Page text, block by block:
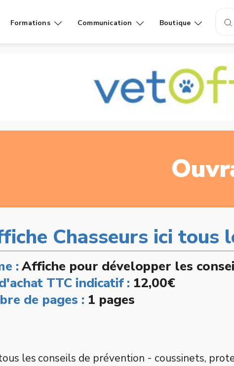
Formations Communication
Vidéos grand
Boutique
Livres
Chasseurs ici tous
: Affiche pour développer les
TTC indicatif : 12,00€
de pages : 1 pages
les conseils de prévention - coussinets,